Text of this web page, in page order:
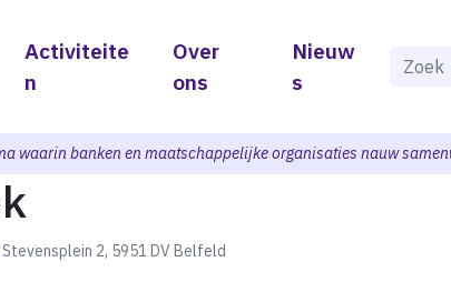
Activiteite
n
Over
ons
Nieuw
s
Als
waarin banken en maatschappelijke organisaties nauw
Stevensplein 2, 5951 DV Belfeld